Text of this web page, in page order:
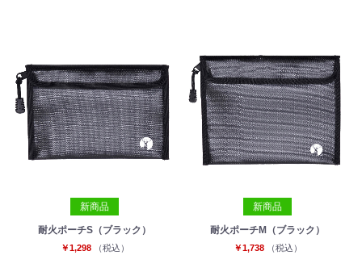
新商品
耐火ポーチS（ブラック）
￥1,298 （税込）
新商品
耐火ポーチM（ブラック）
￥1,738 （税込）